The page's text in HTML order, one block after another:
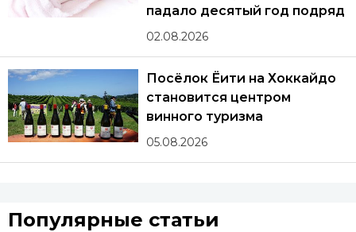
падало десятый год подряд
02.08.2026
Посёлок Ёити на Хоккайдо
становится центром
винного туризма
05.08.2026
Популярные статьи